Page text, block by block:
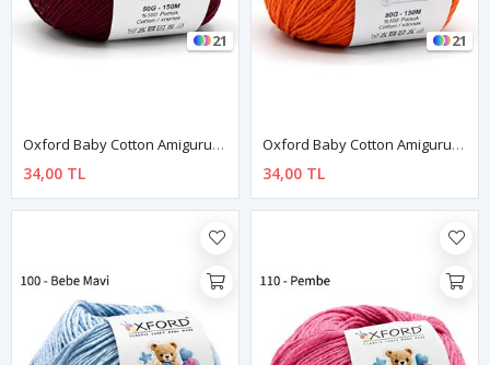
21
Oxford Baby Cotton Amigurumi Punch 50 Gr 150 M No:080 Bordo
34,00 TL
21
Oxford Baby Cotton Amigurumi Punch 50 Gr 150 M No:090 Turuncu
34,00 TL